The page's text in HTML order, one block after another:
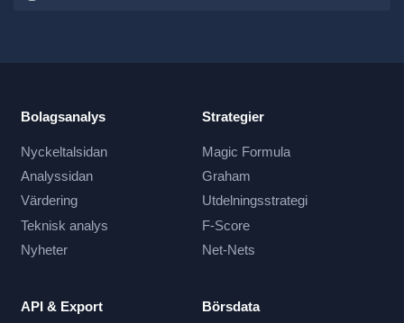
Bolagsanalys
Nyckeltalsidan
Analyssidan
Värdering
Teknisk analys
Nyheter
Strategier
Magic Formula
Graham
Utdelningsstrategi
F-Score
Net-Nets
API & Export Börsdata